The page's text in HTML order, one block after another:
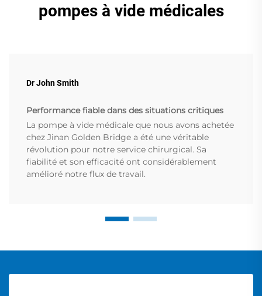
pompes à vide médicales
Dr John Smith
Performance fiable dans des situations critiques
La pompe à vide médicale que nous avons achetée
chez Jinan Golden Bridge a été une véritable
révolution pour notre service chirurgical. Sa
fiabilité et son efficacité ont considérablement
amélioré notre flux de travail.